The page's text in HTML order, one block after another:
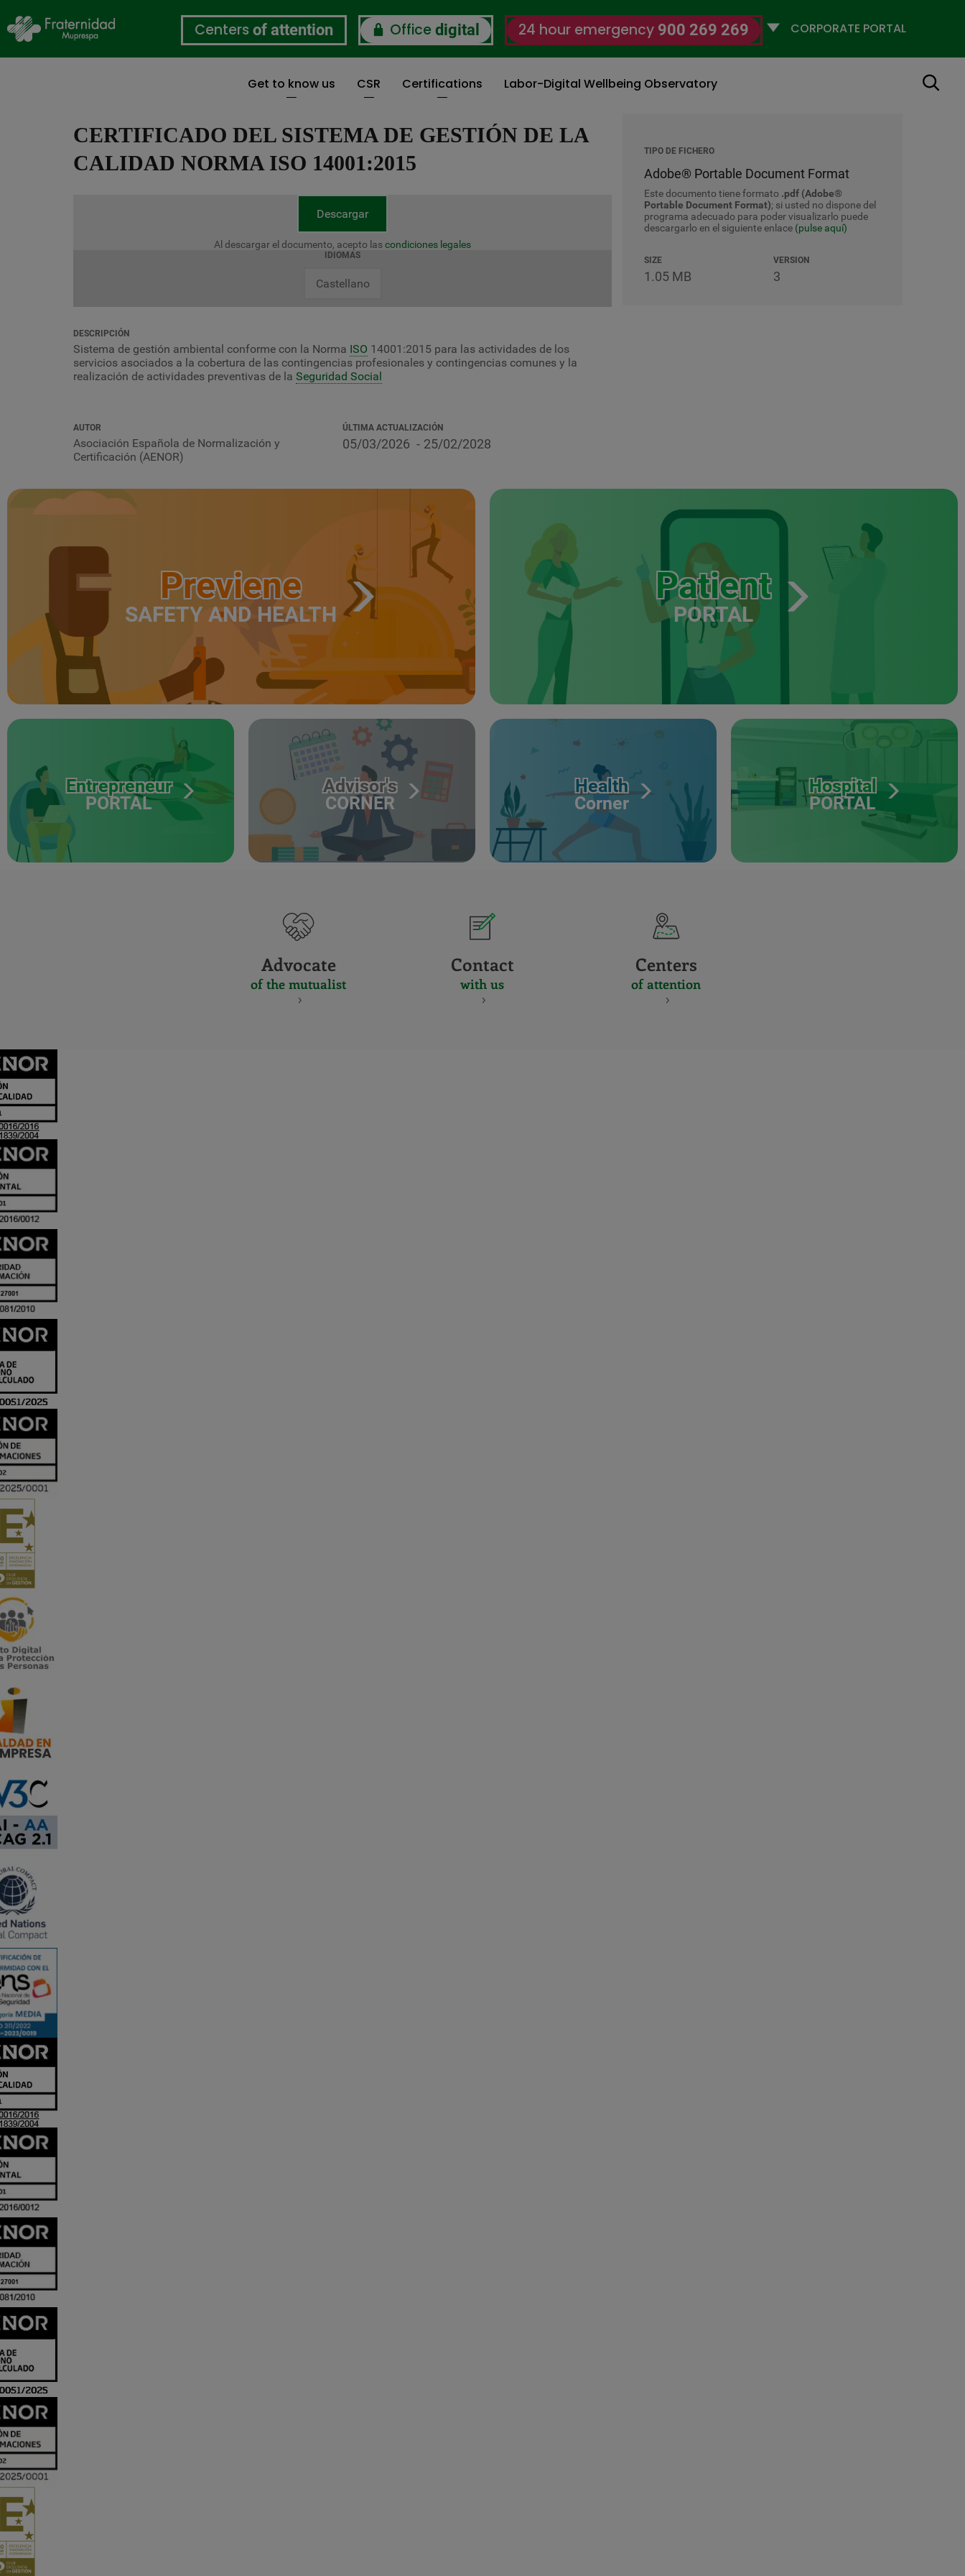
Centers of attention Office digital 24 hour emergency 900 269 269
Selecciona
Get to know us CSR Certifications Labor-Digital Wellbeing Observatory Search
CERTIFICADO DEL SISTEMA DE GESTIÓN DE LA
CALIDAD NORMA ISO 14001:2015
Descargar
Al descargar el documento, acepto lascondiciones legales
IDIOMAS
Castellano
DESCRIPCIÓN
Sistema de gestión ambiental conforme con la Norma ISO 14001:2015 para las actividades de los
servicios asociados a la cobertura de las contingencias profesionales y contingencias comunes y la
realización de actividades preventivas de la Seguridad Social
AUTOR
Asociación Española de Normalización y
Certificación (AENOR)
ÚLTIMA ACTUALIZACIÓN
05/03/2026 25/02/2028
TIPO DE FICHERO
Adobe® Portable Document Format
Este documento tiene formato .pdf (Adobe®
Portable Document Format); si usted no dispone del
programa adecuado para poder visualizarlo puede
descargarlo en el siguiente enlace (pulse aquí)
SIZE
1.05 MB
VERSION
3
Previene
SAFETY AND HEALTH
Patient
PORTAL
Entrepreneur
PORTAL
Advisor's
CORNER
Health
Corner
Hospital
PORTAL
Advocate
of the mutualist
Contact
with us
Centers
of attention